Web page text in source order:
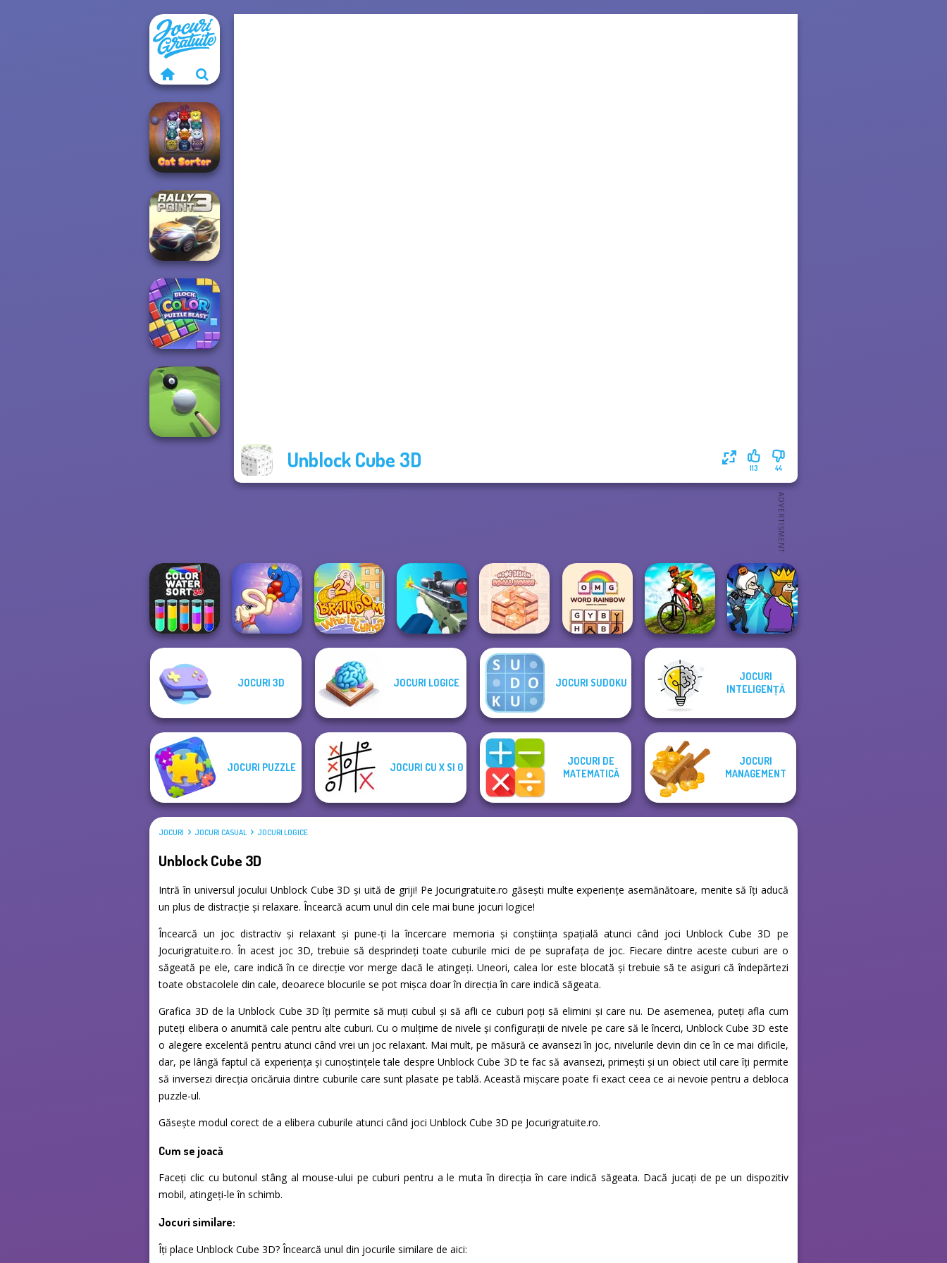
Unblock Cube 3D 44
113
Cat Sorter Puzzle
Rally Point 3
Block Color
Puzzle Blast
Color Water Sort
3D
Long Dog - Long
Braindom 2:
Who is Lying?
Home Design:
Small House
OMG Word
MX Offroad
Master
Murder
JOCURI 3D JOCURI LOGICE JOCURI SUDOKU
JOCURI
INTELIGENȚĂ
JOCURI PUZZLE JOCURI CU X SI 0
JOCURI DE
MATEMATICĂ
JOCURI
MANAGEMENT
JOCURI JOCURI CASUAL JOCURI LOGICE
Unblock Cube 3D
Intră în universul jocului Unblock Cube 3D și uită de griji! Pe Jocurigratuite.ro găsești multe experiențe asemănătoare, menite să îți aducă
un plus de distracție și relaxare. Încearcă acum unul din cele mai bune jocuri logice!
Încearcă un joc distractiv și relaxant și pune-ți la încercare memoria și conștiința spațială atunci când joci Unblock Cube 3D pe
Jocurigratuite.ro. În acest joc 3D, trebuie să desprindeți toate cuburile mici de pe suprafața de joc. Fiecare dintre aceste cuburi are o
săgeată pe ele, care indică în ce direcție vor merge dacă le atingeți. Uneori, calea lor este blocată și trebuie să te asiguri că îndepărtezi
toate obstacolele din cale, deoarece blocurile se pot mișca doar în direcția în care indică săgeata.
Grafica 3D de la Unblock Cube 3D îți permite să muți cubul și să afli ce cuburi poți să elimini și care nu. De asemenea, puteți afla cum
puteți elibera o anumită cale pentru alte cuburi. Cu o mulțime de nivele și configurații de nivele pe care să le încerci, Unblock Cube 3D este
o alegere excelentă pentru atunci când vrei un joc relaxant. Mai mult, pe măsură ce avansezi în joc, nivelurile devin din ce în ce mai dificile,
dar, pe lângă faptul că experiența și cunoștințele tale despre Unblock Cube 3D te fac să avansezi, primești și un obiect util care îți permite
să inversezi direcția oricăruia dintre cuburile care sunt plasate pe tablă. Această mișcare poate fi exact ceea ce ai nevoie pentru a debloca
puzzle-ul.
Găsește modul corect de a elibera cuburile atunci când joci Unblock Cube 3D pe Jocurigratuite.ro.
Cum se joacă
Faceți clic cu butonul stâng al mouse-ului pe cuburi pentru a le muta în direcția în care indică săgeata. Dacă jucați de pe un dispozitiv
mobil, atingeți-le în schimb.
Jocuri similare:
Îți place Unblock Cube 3D? Încearcă unul din jocurile similare de aici: